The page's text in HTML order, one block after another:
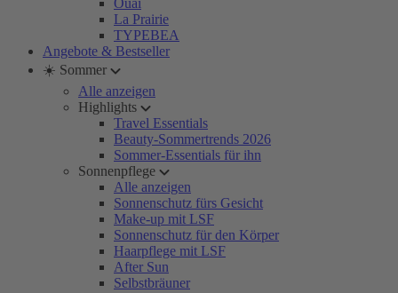
Ouai
La Prairie
TYPEBEA
Angebote & Bestseller
☀️ Sommer
Alle anzeigen
Highlights
Travel Essentials
Beauty-Sommertrends 2026
Sommer-Essentials für ihn
Sonnenpflege
Alle anzeigen
Sonnenschutz fürs Gesicht
Make-up mit LSF
Sonnenschutz für den Körper
Haarpflege mit LSF
After Sun
Selbstbräuner